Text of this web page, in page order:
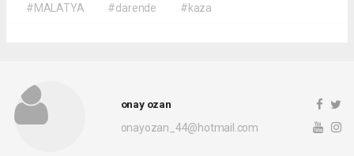
#MALATYA #darende #kaza
onay ozan
onayozan_44@hotmail.com